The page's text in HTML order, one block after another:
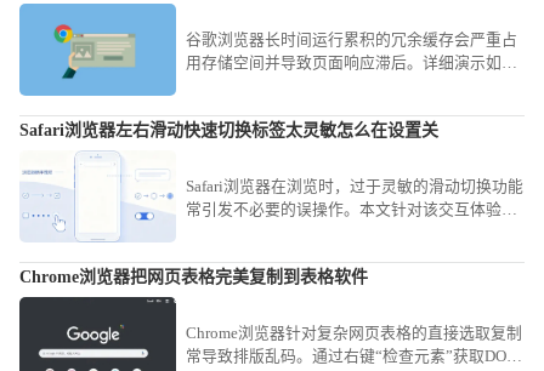
谷歌浏览器长时间运行累积的冗余缓存会严重占
用存储空间并导致页面响应滞后。详细演示如何
您的软件始终保持轻盈响应，即便在低配置机型
Safari浏览器左右滑动快速切换标签太灵敏怎么在设置关
Safari浏览器在浏览时，过于灵敏的滑动切换功能
常引发不必要的误操作。本文针对该交互体验，
换，提升浏览网页时的专注度与精准性。
Chrome浏览器把网页表格完美复制到表格软件
Chrome浏览器针对复杂网页表格的直接选取复制
常导致排版乱码。通过右键“检查元素”获取DOM